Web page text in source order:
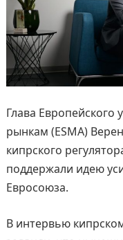
Глава
рынкам (ESMA)
кипрского
поддержали идею
Евросоюза.
В интервью